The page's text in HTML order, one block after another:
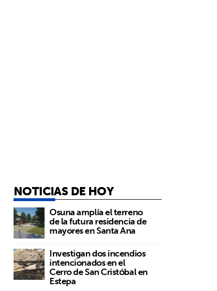
NOTICIAS DE HOY
Osuna amplía el terreno
de la futura residencia de
mayores en Santa Ana
Investigan dos incendios
intencionados en el
Cerro de San Cristóbal en
Estepa